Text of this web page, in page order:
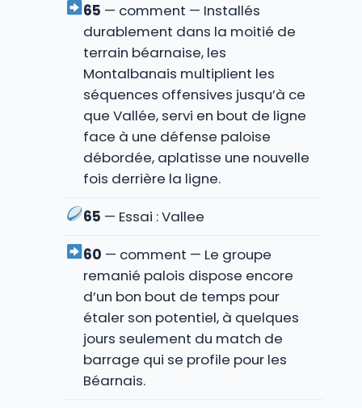
65 — comment — Installés
durablement dans la moitié de
terrain béarnaise, les
Montalbanais multiplient les
séquences offensives jusqu’à ce
que Vallée, servi en bout de ligne
face à une défense paloise
débordée, aplatisse une nouvelle
fois derrière la ligne.
65 — Essai : Vallee
60 — comment — Le groupe
remanié palois dispose encore
d’un bon bout de temps pour
étaler son potentiel, à quelques
jours seulement du match de
barrage qui se profile pour les
Béarnais.